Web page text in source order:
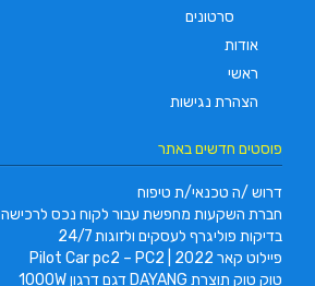
סרטונים
אודות
ראשי
הצהרת נגישות
פוסטים חדשים באתר
דרוש /ה טכנאי/ת טיפוח
חברת השקעות מחפשת עבור לקוח נכס לרכישה
בדיקות פוליגרף לעסקים ולזוגות 24/7
פיילוט קאר 2022 | Pilot Car pc2 – PC2
טוק טוק תוצרת DAYANG דגם דרגון 1000W